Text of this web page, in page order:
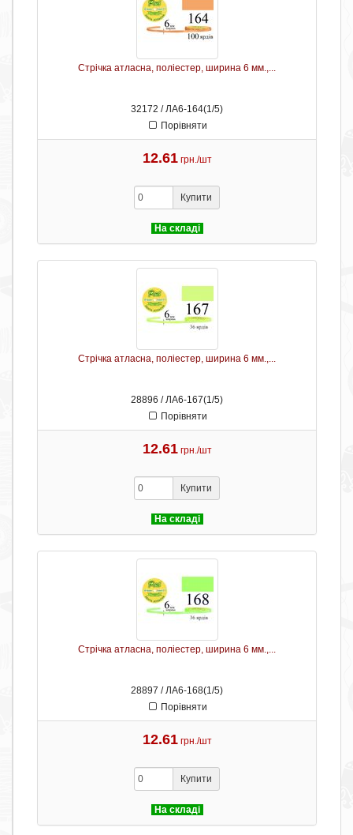
Стрічка атласна, поліестер, ширина 6 мм.,...
32172 / ЛА6-164(1/5)
Порівняти
12.61 грн./шт
Купити
На складі
Стрічка атласна, поліестер, ширина 6 мм.,...
28896 / ЛА6-167(1/5)
Порівняти
12.61 грн./шт
Купити
На складі
Стрічка атласна, поліестер, ширина 6 мм.,...
28897 / ЛА6-168(1/5)
Порівняти
12.61 грн./шт
Купити
На складі